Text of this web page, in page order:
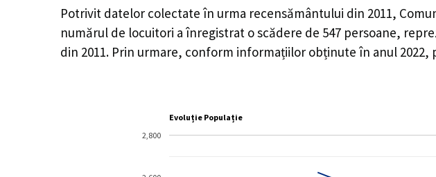
Potrivit datelor colectate în urma recensământului din 2011,
numărul de locuitori a înregistrat oscădere de 547 persoane,
din 2011. Prin urmare, conform informațiilor obținute în anul 2022,
Evoluție Populație
2,800